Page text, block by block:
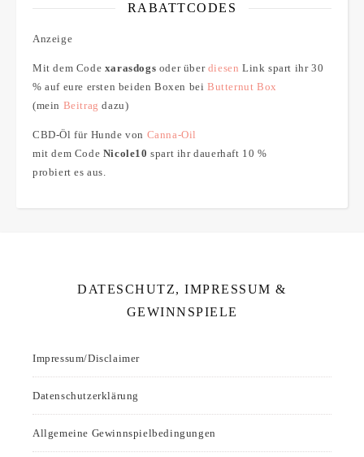
RABATTCODES
Anzeige
Mit dem Code xarasdogs oder über diesen Link spart ihr 30
% auf eure ersten beiden Boxen beiButternut Box
(mein Beitrag dazu)
CBD-Öl für Hunde von Canna-Oil
mit dem Code Nicole10 spart ihr dauerhaft 10 %
probiert es aus.
DATESCHUTZ, IMPRESSUM &
GEWINNSPIELE
Impressum/Disclaimer
Datenschutzerklärung
Allgemeine Gewinnspielbedingungen